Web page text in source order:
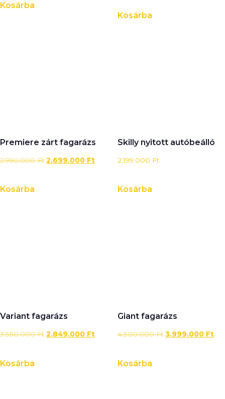
Kosárba
Kosárba
Premiere zárt fagarázs
2.990.000Ft 2.699.000 Ft
Kosárba
Skilly nyitott autóbeálló
2.199.000 Ft
Kosárba
Variant fagarázs
3.550.000Ft 2.849.000 Ft
Kosárba
Giant fagarázs
4.500.000Ft 3.999.000 Ft
Kosárba